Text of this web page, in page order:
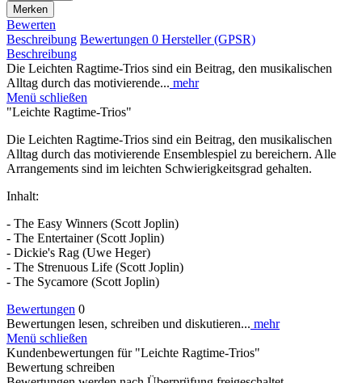
Merken
Bewerten
Beschreibung Bewertungen 0 Hersteller (GPSR)
Beschreibung
Die Leichten Ragtime-Trios sind ein Beitrag, den musikalischen
Alltag durch das motivierende... mehr
Menü schließen
"Leichte Ragtime-Trios"
Die Leichten Ragtime-Trios sind ein Beitrag, den musikalischen
Alltag durch das motivierende Ensemblespiel zu bereichern. Alle
Arrangements sind im leichten Schwierigkeitsgrad gehalten.
Inhalt:
- The Easy Winners (Scott Joplin)
- The Entertainer (Scott Joplin)
- Dickie's Rag (Uwe Heger)
- The Strenuous Life (Scott Joplin)
- The Sycamore (Scott Joplin)
Bewertungen 0
Bewertungen lesen, schreiben und diskutieren... mehr
Menü schließen
Kundenbewertungen für "Leichte Ragtime-Trios"
Bewertung schreiben